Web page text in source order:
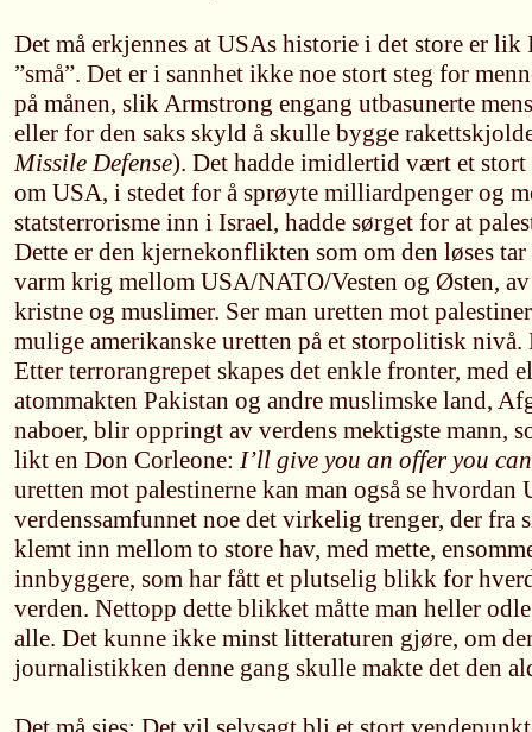
Det må erkjennes at USAs historie i det store er lik
”små”. Det er i sannhet ikke noe stort steg for
på månen, slik Armstrong engang utbasunerte
eller for den saks skyld å skulle bygge
Missile Defense). Det hadde imidlertid vært et stort
om USA, i stedet for å sprøyte milliardpenger og
statsterrorisme inn i Israel, hadde sørget for at
Dette er den kjernekonflikten som om den løses
varm krig mellom USA/NATO/Vesten og Østen,
kristne og muslimer. Ser man uretten mot
mulige amerikanske uretten på et storpolitisk
Etter terrorangrepet skapes det enkle fronter, med
atommakten Pakistan og andre muslimske land,
naboer, blir oppringt av verdens mektigste mann,
likt en Don Corleone: I’ll give you an offer you
uretten mot palestinerne kan man også se
verdenssamfunnet noe det virkelig trenger, der fra
klemt inn mellom to store hav, med mette,
innbyggere, som har fått et plutselig blikk for
verden. Nettopp dette blikket måtte man heller
alle. Det kunne ikke minst litteraturen gjøre, om
journalistikken denne gang skulle makte det den